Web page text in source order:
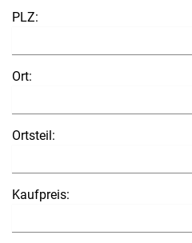
PLZ:
Ort:
Ortsteil:
Kaufpreis: